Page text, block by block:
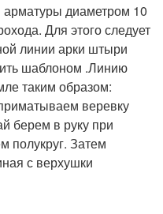
арматуры диаметром 10
Для этого следует
линии арки штыри
шаблоном .Линию
таким образом:
веревку
берем в руку при
полукруг. Затем
с верхушки